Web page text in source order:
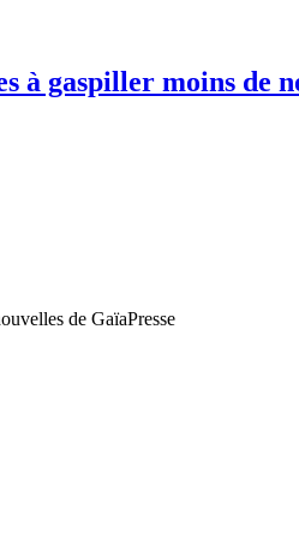
à gaspiller moins de
de GaïaPresse